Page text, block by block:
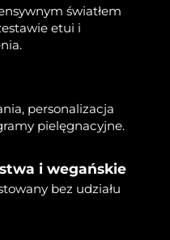
światłem
etui i
personalizacja
pielęgnacyjne.
i wegańskie
bez udziału